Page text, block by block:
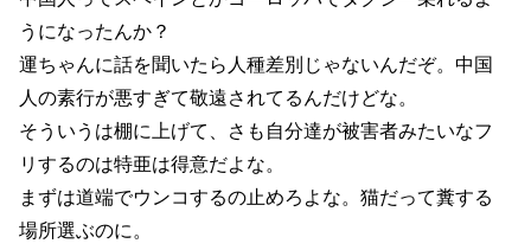
うになったんか？
運ちゃんに話を聞いたら人種差別じゃないんだぞ。中国
人の素行が悪すぎて敬遠されてるんだけどな。
そういうは棚に上げて、さも自分達が被害者みたいなフ
リするのは特亜は得意だよな。
まずは道端でウンコするの止めろよな。猫だって糞する
場所選ぶのに。